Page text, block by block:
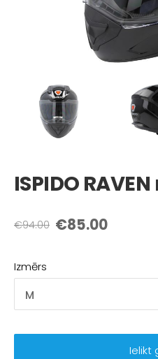
ISPIDO
€94.00 €85.00
Izmērs
Ielikt